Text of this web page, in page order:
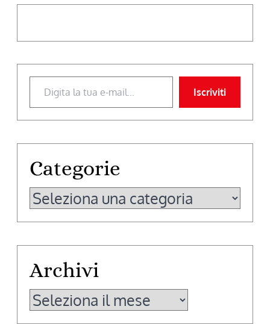
Digita la tua e-mail...
Iscriviti
Categorie
Categorie
Archivi
Archivi